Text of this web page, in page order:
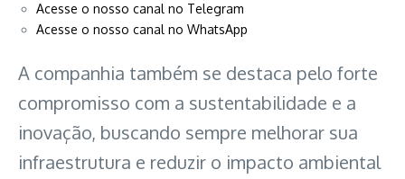
Acesse o nosso canal no Telegram
Acesse o nosso canal no WhatsApp
A companhia também se destaca pelo forte
compromisso com a sustentabilidade e a
inovação, buscando sempre melhorar sua
infraestrutura e reduzir o impacto ambiental